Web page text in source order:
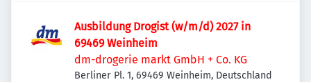
Ausbildung Drogist (w/m/d) 2027 in
69469 Weinheim
dm-drogerie markt GmbH + Co. KG
Berliner Pl. 1, 69469 Weinheim, Deutschland